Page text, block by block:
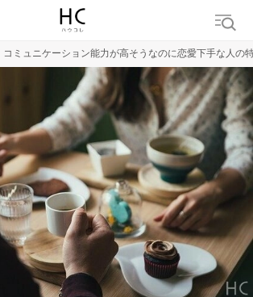
コミュニケーション能力が高そうなのに恋愛下手な人の